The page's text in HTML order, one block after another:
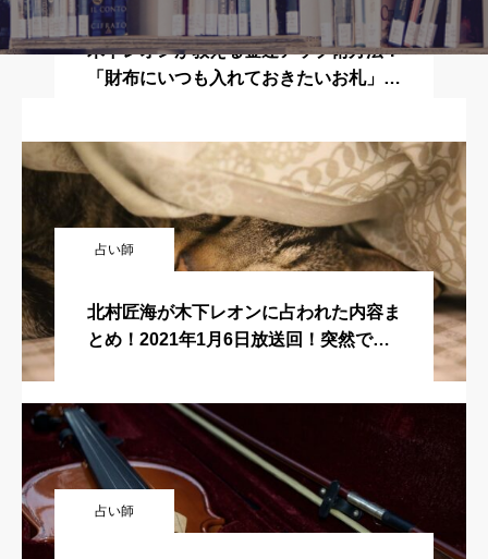
マギーが木下レオンに占われた内容まと
め！2020年9月30日放送回！突然ですが
占ってもいいですか？
木下レオンが教える金運アップ術方法！
「財布にいつも入れておきたいお札」5
占い師
北村匠海が木下レオンに占われた内容ま
とめ！2021年1月6日放送回！突然です
占い師